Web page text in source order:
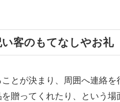
い客のもてなしやお礼
とが決まり、周囲へ連絡
贈ってくれたり、という